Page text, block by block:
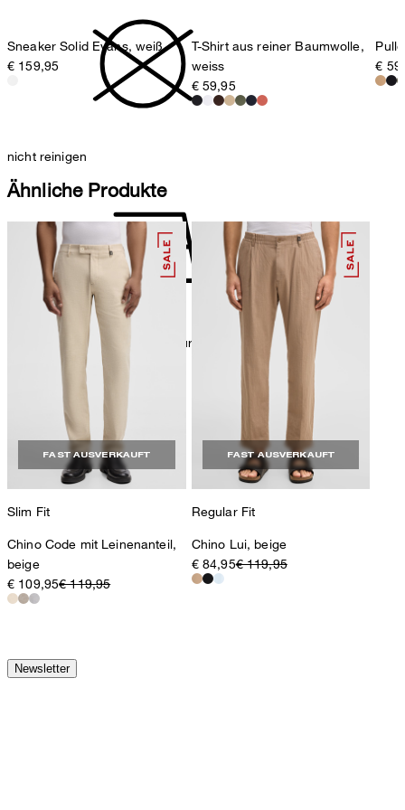
nicht reinigen
Bügeln bei geringer Temperatur
Sneaker Solid Evans, weiß
€ 159,95
T-Shirt aus reiner Baumwolle,
weiss
€ 59,95
€
Ähnliche Produkte
FAST AUSVERKAUFT
Slim Fit
Chino Code mit Leinenanteil,
beige
€ 109,95€ 119,95
FAST AUSVERKAUFT
Regular Fit
Chino Lui, beige
€ 84,95€ 119,95
Newsletter